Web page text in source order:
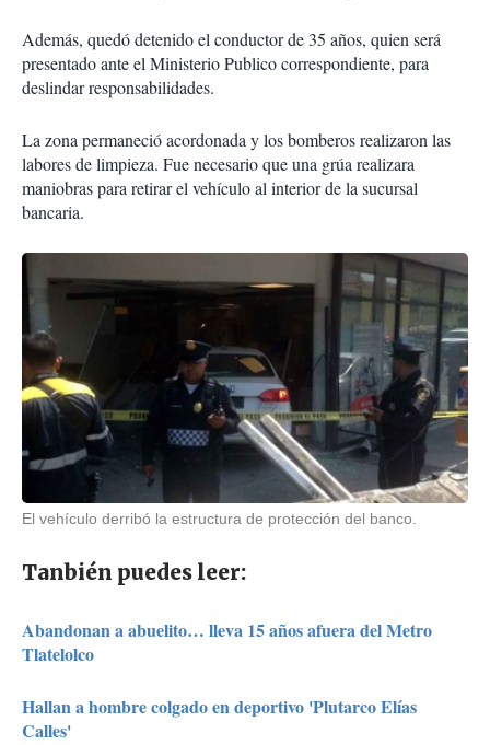
Además, quedó detenido el conductor de 35 años, quien será
presentado ante el Ministerio Publico correspondiente, para
deslindar responsabilidades.
La zona permaneció acordonada y los bomberos realizaron las
labores de limpieza. Fue necesario que una grúa realizara
maniobras para retirar el vehículo al interior de la sucursal
bancaria.
El vehículo derribó la estructura de protección del banco.
Tanbién puedes leer:
Abandonan a abuelito… lleva 15 años afuera del Metro
Tlatelolco
Hallan a hombre colgado en deportivo 'Plutarco Elías
Calles'